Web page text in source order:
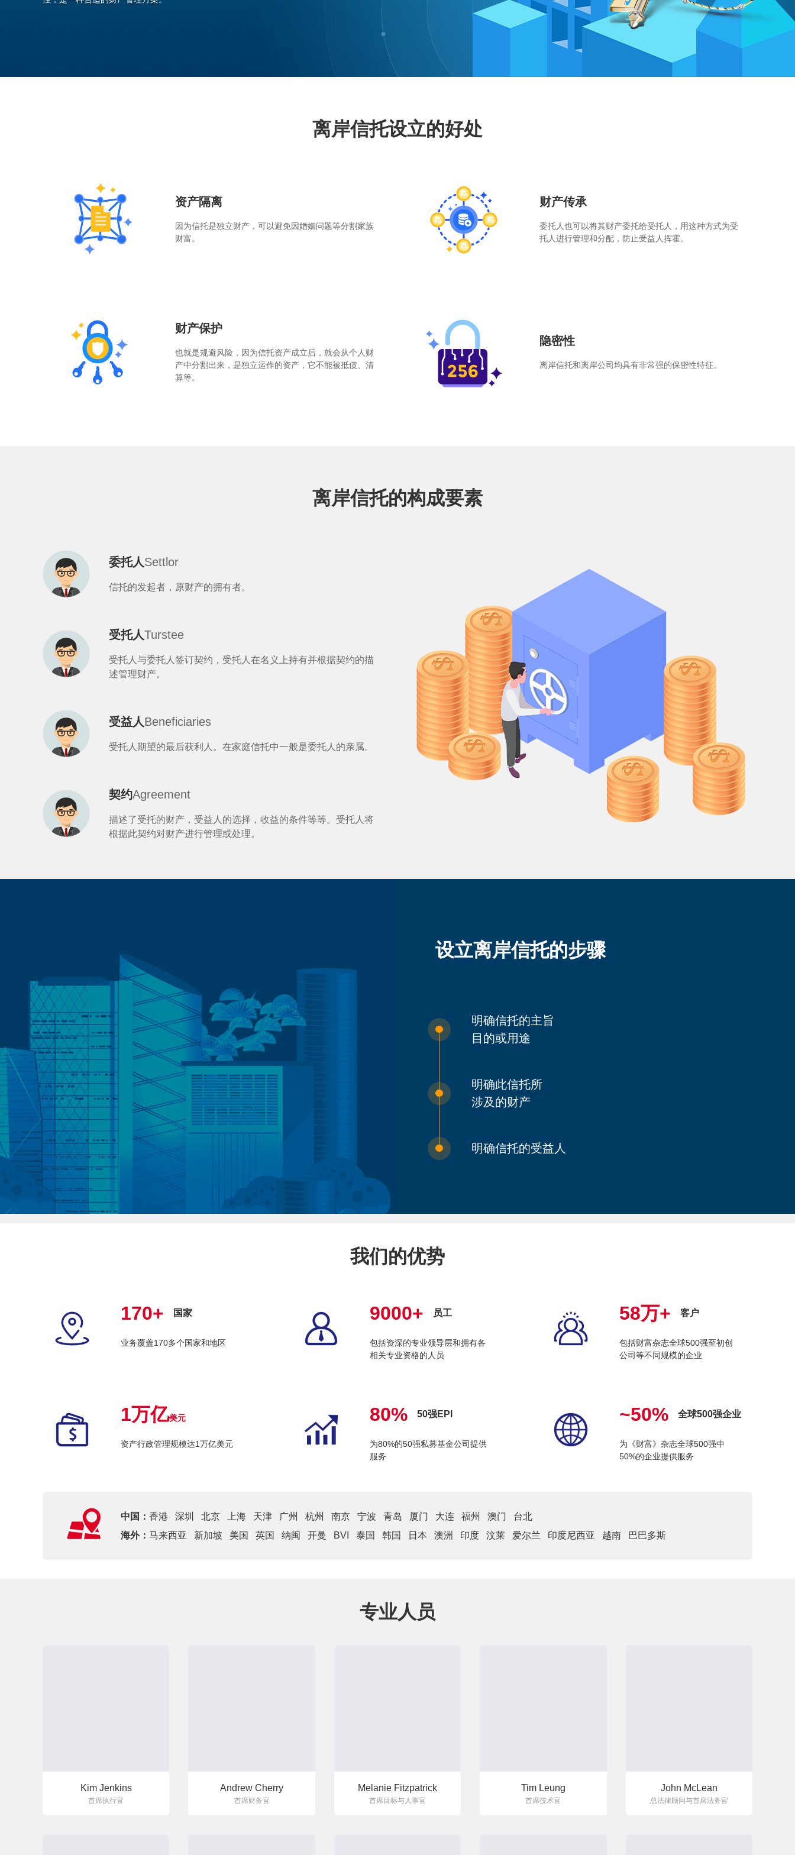
离岸信托设立的好处
资产隔离
因为信托是独立财产，可以避免因婚姻问题等分割家族
财富。
财产传承
委托人也可以将其财产委托给受托人，用这种方式为受
托人进行管理和分配，防止受益人挥霍。
财产保护
也就是规避风险，因为信托资产成立后，就会从个人财
产中分割出来，是独立运作的资产，它不能被抵债、清
算等。
隐密性
离岸信托和离岸公司均具有非常强的保密性特征。
离岸信托的构成要素
委托人Settlor
信托的发起者，原财产的拥有者。
受托人Turstee
受托人与委托人签订契约，受托人在名义上持有并根据契约的描
述管理财产。
受益人Beneficiaries
受托人期望的最后获利人。在家庭信托中一般是委托人的亲属。
契约Agreement
描述了受托的财产，受益人的选择，收益的条件等等。受托人将
根据此契约对财产进行管理或处理。
设立离岸信托的步骤
明确信托的主旨
目的或用途
明确此信托所
涉及的财产
明确信托的受益人
我们的优势
170+ 国家
业务覆盖170多个国家和地区
9000+ 员工
包括资深的专业领导层和拥有各
相关专业资格的人员
58万+ 客户
包括财富杂志全球500强至初创
公司等不同规模的企业
1万亿美元
资产行政管理规模达1万亿美元
80% 50强EPI
为80%的50强私募基金公司提供
服务
~50% 全球500强企业
为《财富》杂志全球500强中
50%的企业提供服务
中国： 香港 深圳 北京 上海 天津 广州 杭州 南京 宁波 青岛 厦门 大连 福州 澳门
台北
海外： 马来西亚 新加坡 美国 英国 纳闽 开曼 BVI 泰国 韩国 日本 澳洲 印度 汶莱 爱尔兰 印度尼西亚 越南 巴巴多斯
专业人员
Kim Jenkins
首席执行官
Andrew Cherry
首席财务官
Melanie Fitzpatrick
首席目标与人事官
Tim Leung
首席技术官
John McLean
总法律顾问与首席法务官